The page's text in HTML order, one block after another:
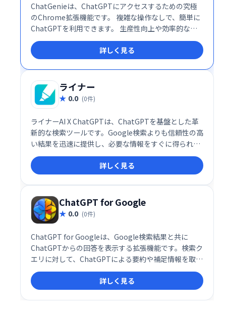
ChatGenieは、ChatGPTにアクセスするための究極
のChrome拡張機能です。 複雑な操作なしで、簡単に
ChatGPTを利用できます。 生産性向上や効率的な情
報収集に役立ち、あなたのデジタルワークをスムーズ
にサポートします。 今すぐChatGenieをインストール
して、ChatGPTの可能性を最大限に活用しましょう！
詳しく見る
ライナー
0.0 (0件)
ライナーAI X ChatGPTは、ChatGPTを基盤とした革
新的な検索ツールです。Google検索よりも信頼性の高
い結果を迅速に提供し、必要な情報をすぐに得られま
す。ChatGPTの機能をさらに強化し、より効率的な検
索体験を実現します。詳しく見る
ChatGPT for Google
0.0 (0件)
ChatGPT for Googleは、Google検索結果と共に
ChatGPTからの回答を表示する拡張機能です。検索ク
エリに対して、ChatGPTによる要約や補足情報を取得
し、より深く理解を促進します。検索結果だけでは得
られない新たな視点や情報を加え、効率的な情報収集
をサポートします。
詳しく見る